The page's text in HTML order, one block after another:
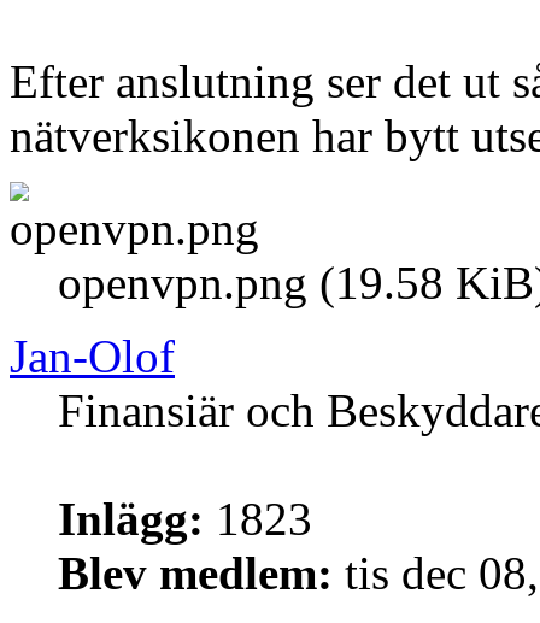
Efter anslutning ser det ut
nätverksikonen har bytt
openvpn.png (19.58
Jan-Olof
Finansiär och
Inlägg: 1823
Blev medlem: tis dec